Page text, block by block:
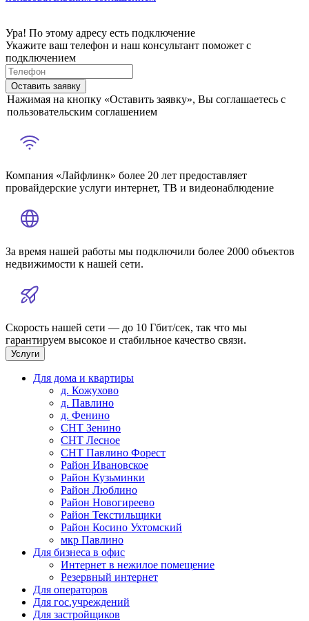
Ура! По этому адресу есть подключение
Укажите ваш телефон и наш консультант поможет с
подключением
Оставить заявку
Нажимая на кнопку «Оставить заявку», Вы соглашаетесь с
пользовательским соглашением
Компания «Лайфлинк» более 20 лет предоставляет
провайдерские услуги интернет, ТВ и видеонаблюдение
За время нашей работы мы подключили более 2000 объектов
недвижимости к нашей сети.
Скорость нашей сети — до 10 Гбит/сек, так что мы
гарантируем высокое и стабильное качество связи.
Услуги
Для дома и квартиры
д. Кожухово
д. Павлино
д. Фенино
СНТ Зенино
СНТ Лесное
СНТ Павлино Форест
Район Ивановское
Район Кузьминки
Район Люблино
Район Новогиреево
Район Текстильщики
Район Косино Ухтомский
мкр Павлино
Для бизнеса в офис
Интернет в нежилое помещение
Резервный интернет
Для операторов
Для гос.учреждений
Для застройщиков